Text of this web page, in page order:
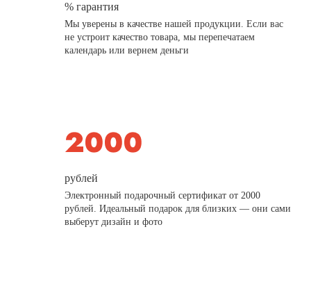
% гарантия
Мы уверены в качестве нашей продукции. Если вас
не устроит качество товара, мы перепечатаем
календарь или вернем деньги
рублей
Электронный подарочный сертификат от 2000
рублей. Идеальный подарок для близких — они сами
выберут дизайн и фото